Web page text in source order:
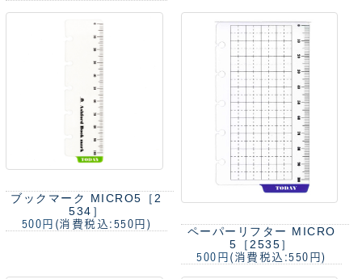
ブックマーク MICRO5［2
534］
500円 (消費税込:550円)
ペーパーリフター MICRO
5［2535］
500円 (消費税込:550円)